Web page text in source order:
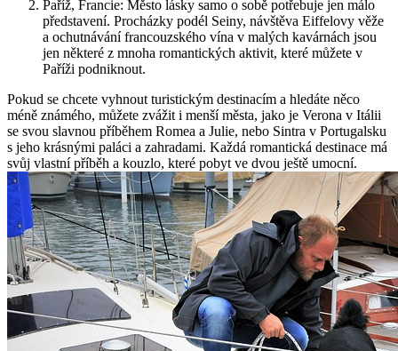
Paříž, Francie: Město⁤ lásky samo o sobě potřebuje jen málo
představení. Procházky podél Seiny, návštěva ‌Eiffelovy věže
‌a ochutnávání⁢ francouzského vína v​ malých ​kavárnách jsou
jen některé z ⁢mnoha romantických aktivit, které můžete v
Paříži podniknout.
Pokud se chcete vyhnout turistickým destinacím a hledáte něco
méně známého, můžete zvážit i menší města, jako je Verona v Itálii
⁣se svou⁣ slavnou příběhem Romea a Julie,⁣ nebo Sintra ‍v Portugalsku
s jeho⁤ krásnými paláci a zahradami. Každá ​romantická destinace má
svůj vlastní příběh a kouzlo, které pobyt ve dvou ještě umocní.